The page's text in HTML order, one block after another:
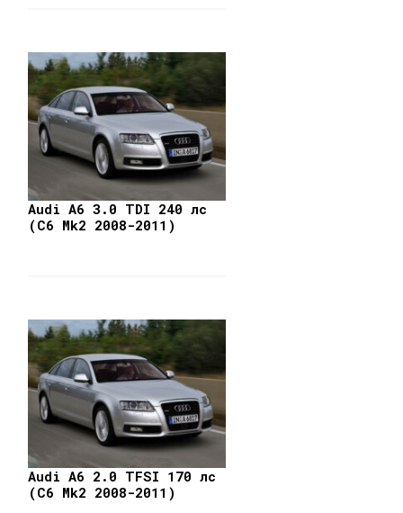
Audi A6 3.0 TDI 240 лс
(C6 Mk2 2008-2011)
Audi A6 2.0 TFSI 170 лс
(C6 Mk2 2008-2011)